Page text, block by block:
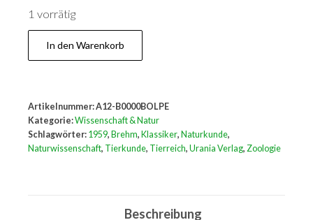
1 vorrätig
Das
Tierreich
Menge
In den Warenkorb
Artikelnummer:A12-B0000BOLPE
Kategorie:Wissenschaft & Natur
Schlagwörter: 1959, Brehm, Klassiker, Naturkunde,
Naturwissenschaft, Tierkunde, Tierreich, Urania Verlag, Zoologie
Beschreibung